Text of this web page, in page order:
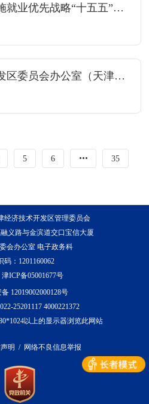
国务院关于印发《实施就业优先战略“十五五”规划》的通知
中共天津经济技术开发区委员会办公室（天津经济技术开发区管理委员会办公室）关于印发《天津经济技术开发区防汛防潮应急预案（2026年修订版）》的通知
5 6 35
经济技术开发区管理委员会
义路与金滨道交口宝信大厦
会办公室 电子政务科
码：1201160062
津ICP备05001677号
12019002000128号
25201117 4000221372
以上的显示器浏览此网站
明 / 网络不良信息举报